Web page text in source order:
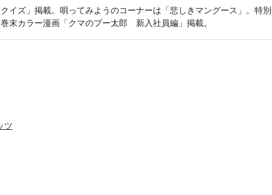
イズ」掲載。唄ってみようのコーナーは「悲しきマングース」。特
末カラー漫画「クマのプー太郎 新入社員編」掲載。
ツ